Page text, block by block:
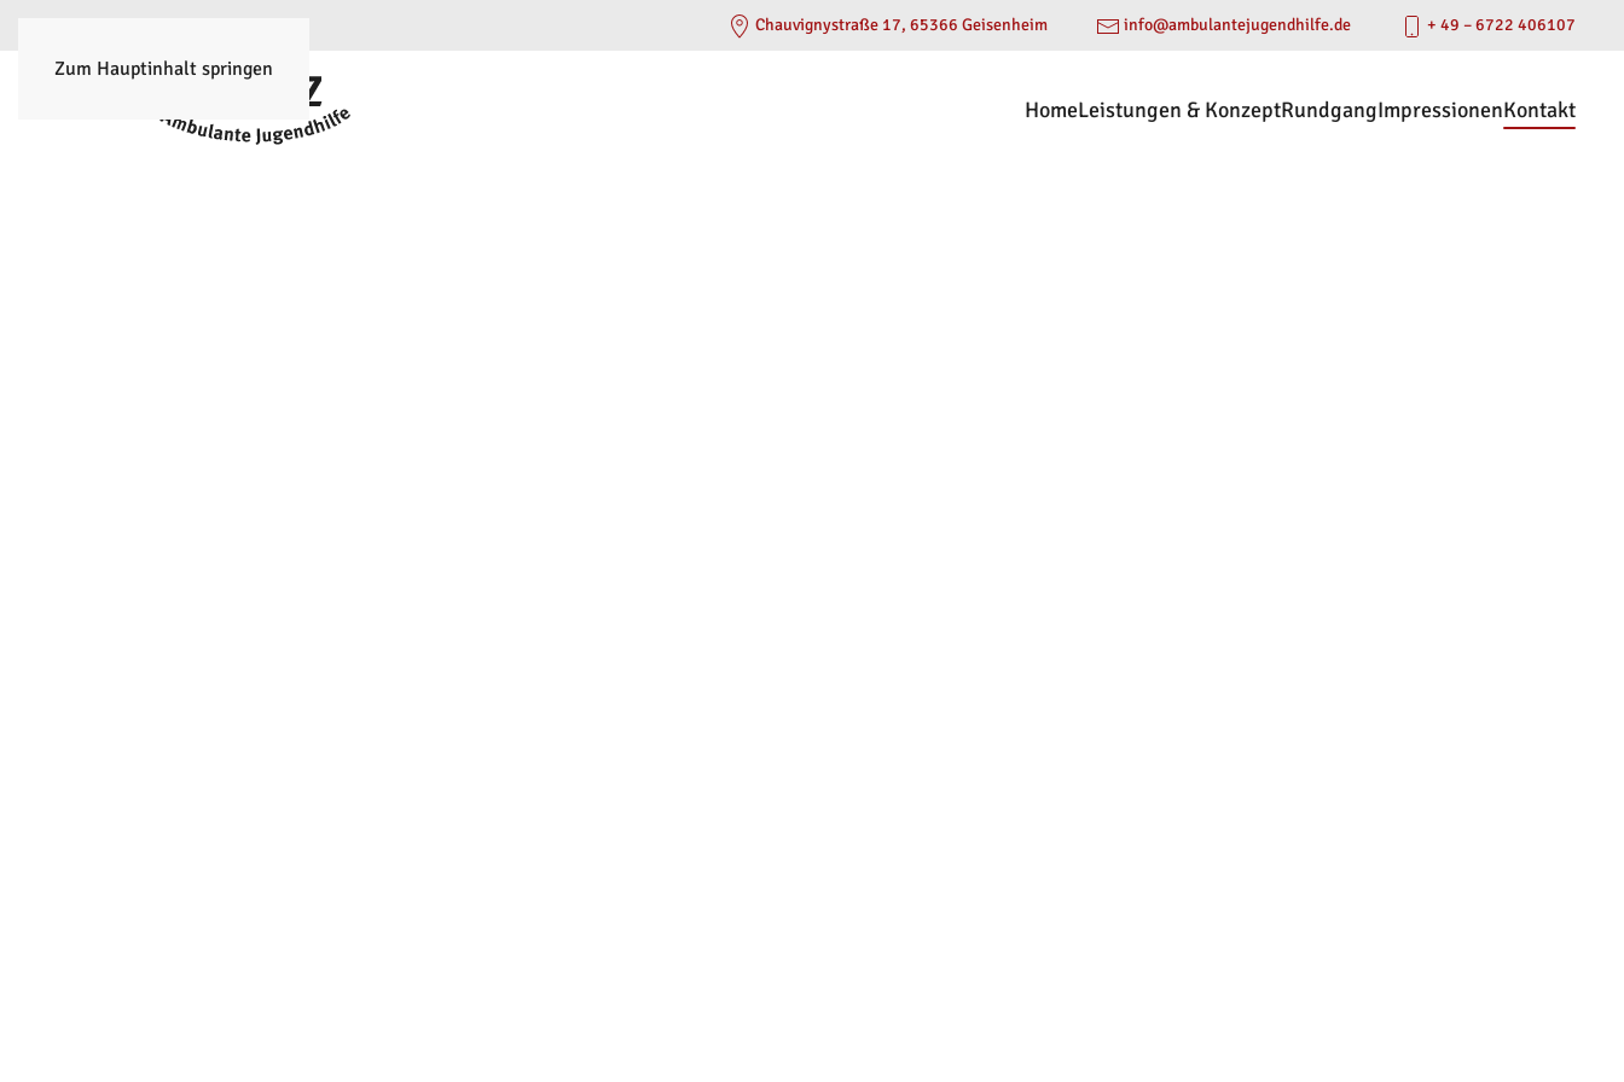
Zum Hauptinhalt springen
Chauvignystraße 17, 65366 Geisenheim info@ambulantejugendhilfe.de + 49 – 6722 406107
HomeLeistungen & KonzeptRundgangImpressionenKontakt